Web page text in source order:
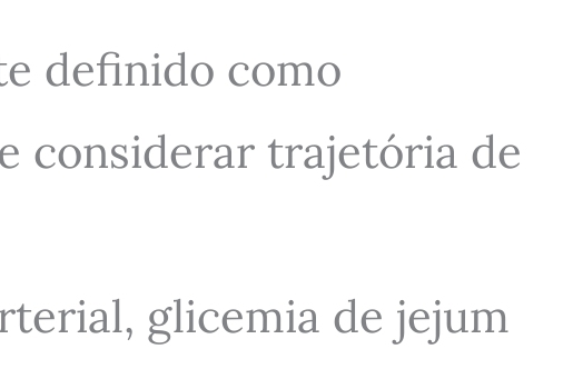
definido como
considerar trajetória de
glicemia de jejum